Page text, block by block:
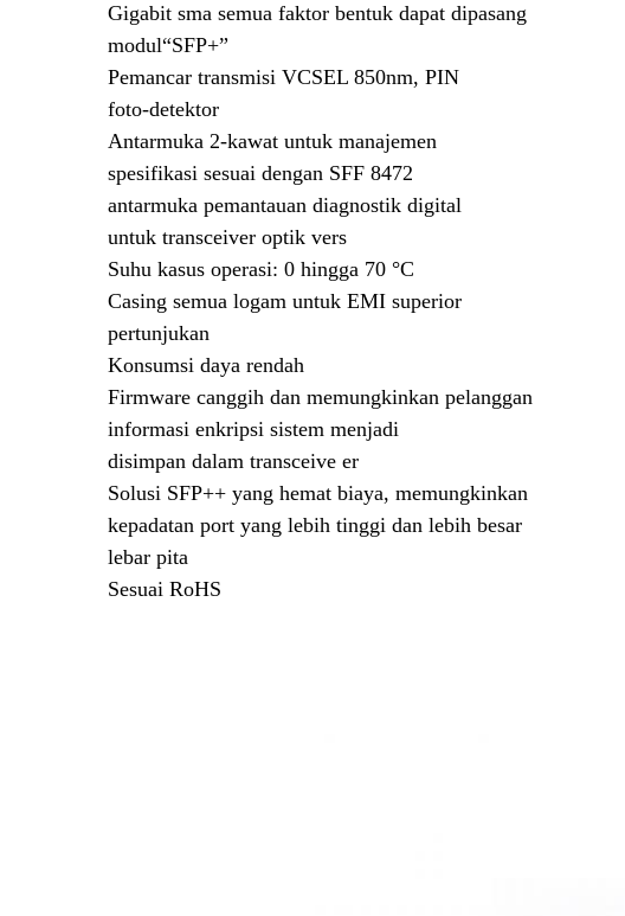
Gigabit sma semua faktor bentuk dapat dipasang
modul“SFP+”
Pemancar transmisi VCSEL 850nm, PIN
foto-detektor
Antarmuka 2-kawat untuk manajemen
spesifikasi sesuai dengan SFF 8472
antarmuka pemantauan diagnostik digital
untuk transceiver optik vers
Suhu kasus operasi: 0 hingga 70 °C
Casing semua logam untuk EMI superior
pertunjukan
Konsumsi daya rendah
Firmware canggih dan memungkinkan pelanggan
informasi enkripsi sistem menjadi
disimpan dalam transceive er
Solusi SFP++ yang hemat biaya, memungkinkan
kepadatan port yang lebih tinggi dan lebih besar
lebar pita
Sesuai RoHS